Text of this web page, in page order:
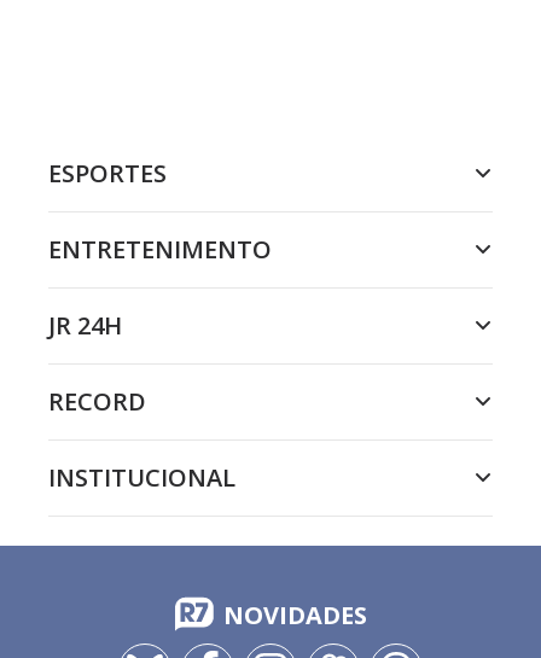
ESPORTES
ENTRETENIMENTO
JR 24H
RECORD
INSTITUCIONAL
NOVIDADES